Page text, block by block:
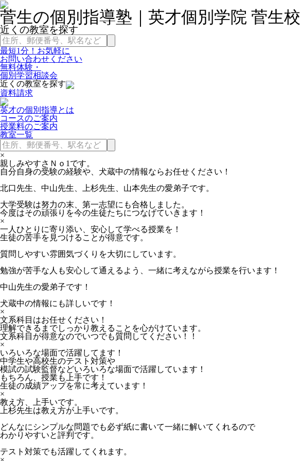
菅生の個別指導塾｜英才個別学院 菅生校
近くの教室を探す
最短1分！お気軽に
お問い合わせください
無料体験・
個別学習相談会
近くの教室を探す
資料請求
英才の個別指導とは
コースのご案内
授業料のご案内
教室一覧
×
親しみやすさＮｏ1です。
自分自身の受験の経験や、犬蔵中の情報ならお任せください！
北口先生、中山先生、上杉先生、山本先生の愛弟子です。
大学受験は努力の末、第一志望にも合格しました。
今度はその頑張りを今の生徒たちにつなげていきます！
×
一人ひとりに寄り添い、安心して学べる授業を！
生徒の苦手を見つけることが得意です。
質問しやすい雰囲気づくりを大切にしています。
勉強が苦手な人も安心して通えるよう、一緒に考えながら授業を行います！
中山先生の愛弟子です！
犬蔵中の情報にも詳しいです！
×
文系科目はお任せください！
理解できるまでしっかり教えることを心がけています。
文系科目が得意なのでいつでも質問してください！！
×
いろいろな場面で活躍してます！
中学生や高校生のテスト対策や
模試の試験監督などいろいろな場面で活躍しています！
もちろん、授業も上手です！
生徒の成績アップを常に考えています！
×
教え方、上手いです。
上杉先生は教え方が上手いです。
どんなにシンプルな問題でも必ず紙に書いて一緒に解いてくれるので
わかりやすいと評判です。
テスト対策でも活躍してくれます。